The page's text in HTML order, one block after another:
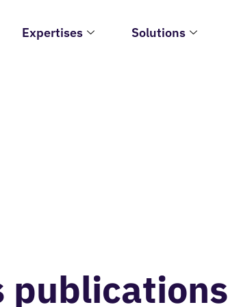
Expertises Solutions
publications